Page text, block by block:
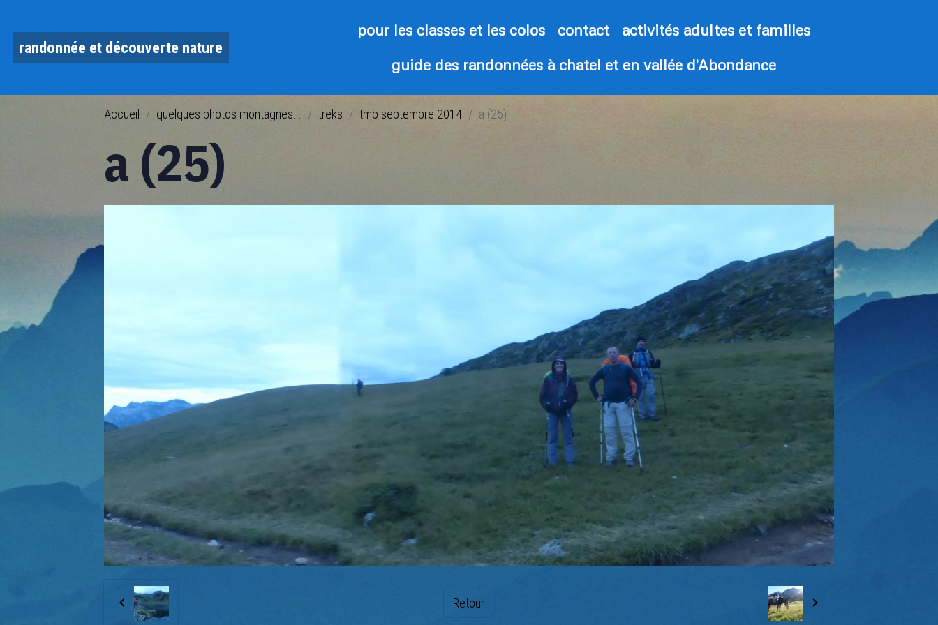
randonnée et découverte nature
pour les classes et les colos contact
activités adultes et familles
guide des randonnées à chatel et en vallée d'Abondance
Accueil quelques photos montagnes... treks tmb septembre 2014 a (25)
a (25)
Retour